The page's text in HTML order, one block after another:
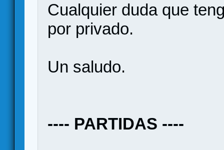
Cualquier duda que
por privado.
Un saludo.
---- PARTIDAS ----